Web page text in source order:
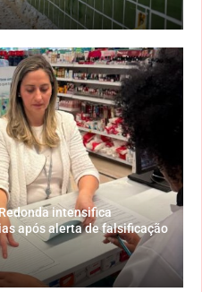
intensifica
após alerta de falsificação